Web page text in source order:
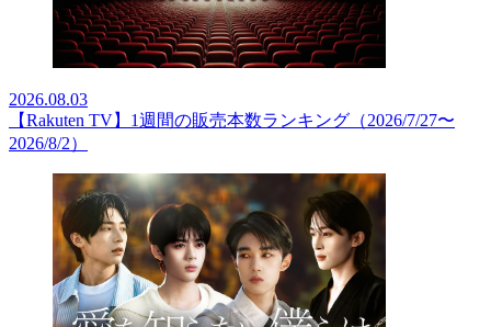
2026.08.03
【Rakuten TV】1週間の販売本数ランキング（2026/7/27〜
2026/8/2）